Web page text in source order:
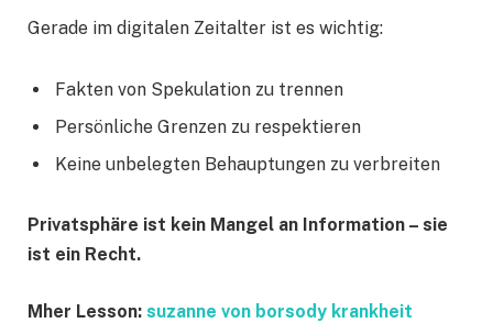
Gerade im digitalen Zeitalter ist es wichtig:
Fakten von Spekulation zu trennen
Persönliche Grenzen zu respektieren
Keine unbelegten Behauptungen zu verbreiten
Privatsphäre ist kein Mangel an Information – sie
ist ein Recht.
Mher Lesson: suzanne von borsody krankheit